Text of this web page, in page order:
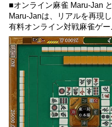
■オンライン麻雀 Maru-Jan
Maru-Janは、リアルを再現
有料オンライン対戦麻雀ゲー